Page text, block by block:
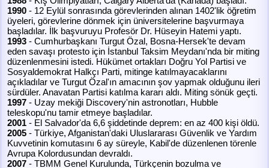
1990 - 12 Eylül sonrasında görevlerinden alınan 1402'lik öğretim
üyeleri, görevlerine dönmek için üniversitelerine başvurmaya
başladılar. İlk başvuruyu Profesör Dr. Hüseyin Hatemi yaptı.
1993 - Cumhurbaşkanı Turgut Özal, Bosna-Hersek'te devam
eden savaşı protesto için İstanbul Taksim Meydanı'nda bir miting
düzenlenmesini istedi. Hükümet ortakları Doğru Yol Partisi ve
Sosyaldemokrat Halkçı Parti, mitinge katılmayacaklarını
açıkladılar ve Turgut Özal'ın amacının şov yapmak olduğunu ileri
sürdüler. Anavatan Partisi katılma kararı aldı. Miting sönük geçti.
1997 - Uzay mekiği Discovery'nin astronotları, Hubble
teleskopu'nu tamir etmeye başladılar.
2001 - El Salvador'da 6,6 şiddetinde deprem: en az 400 kişi öldü.
2005 - Türkiye, Afganistan'daki Uluslararası Güvenlik ve Yardım
Kuvvetinin komutasını 6 ay süreyle, Kabil'de düzenlenen törenle
Avrupa Kolordusundan devraldı.
2007 - TBMM Genel Kurulunda, Türkçenin bozulma ve